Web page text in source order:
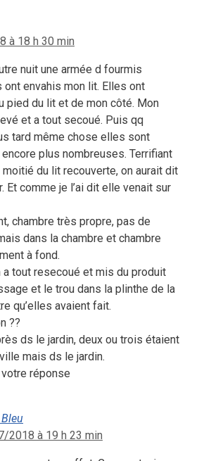
à 18 h 30 min
nuit une armée d fourmis
ont envahis mon lit. Elles ont
pied du lit et de mon côté. Mon
et a tout secoué. Puis qq
tard même chose elles sont
plus nombreuses. Terrifiant
moitié du lit recouverte, on aurait dit
Et comme je l’ai dit elle venait sur
chambre très propre, pas de
dans la chambre et chambre
à fond.
a tout resecoué et mis du produit
et le trou dans la plinthe de la
qu’elles avaient fait.
??
ds le jardin, deux ou trois étaient
mais ds le jardin.
réponse
2018 à 19 h 23 min